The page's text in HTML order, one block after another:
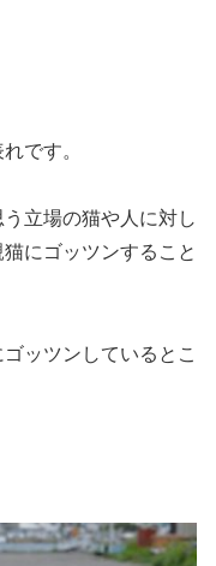
です。
立場の猫や人に対し
にゴッツンすること
ッツンしているとこ